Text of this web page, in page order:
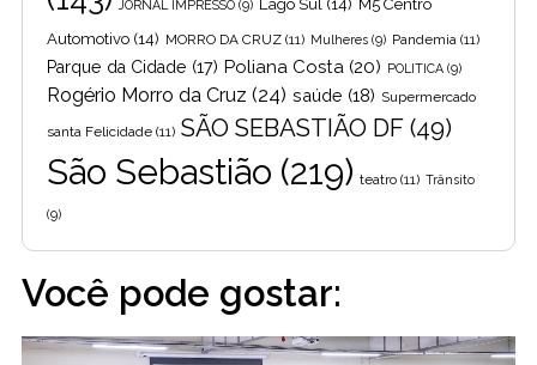
JORNAL IMPRESSO (9) Lago Sul (14) M5 Centro
Automotivo (14) MORRO DA CRUZ (11) Mulheres (9) Pandemia (11)
Parque da Cidade (17) Poliana Costa (20) POLITICA (9)
Rogério Morro da Cruz (24) saúde (18) Supermercado
santa Felicidade (11) SÃO SEBASTIÃO DF (49)
São Sebastião (219) teatro (11) Trânsito
(9)
Você pode gostar: